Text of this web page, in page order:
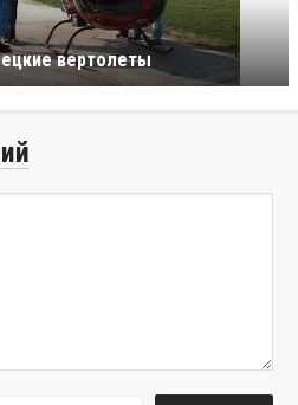
вертолеты